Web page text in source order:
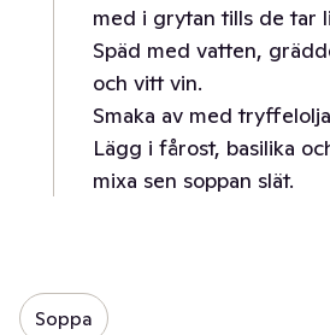
med i grytan tills de tar
Späd med vatten,
och vitt vin.
Smaka av med
Lägg i fårost, basilika
mixa sen soppan slät.
Soppa